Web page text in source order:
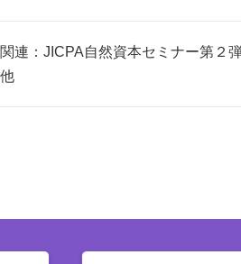
関連：JICPA自然資本セミナー第